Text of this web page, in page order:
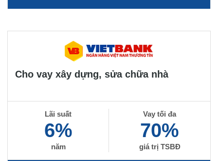
Cho vay xây dựng, sửa chữa nhà
Lãi suất
6%
năm
Vay tối đa
70%
giá trị TSBĐ